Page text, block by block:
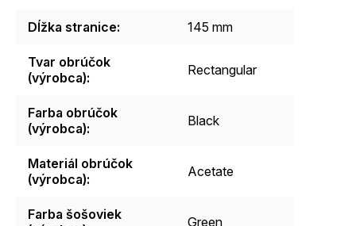
Dĺžka stranice: 145 mm
Tvar obrúčok
(výrobca): Rectangular
Farba obrúčok
(výrobca): Black
Materiál obrúčok
(výrobca): Acetate
Farba šošoviek
Green